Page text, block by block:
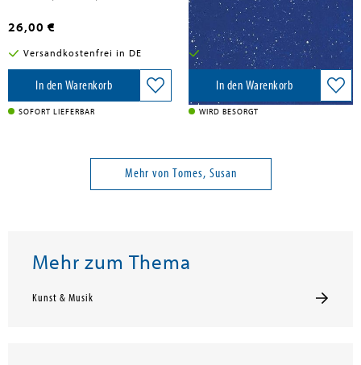
26,00 €
Versandkostenfrei in DE
In den Warenkorb
SOFORT LIEFERBAR
25,50 €
Versandkostenfrei in DE
In den Warenkorb
WIRD BESORGT
Mehr von Tomes, Susan
Mehr zum Thema
Kunst & Musik